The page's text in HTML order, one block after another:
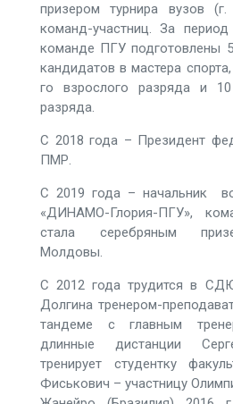
призером турнира вузов
команд-участниц. За
команде ПГУ подготовлены
кандидатов в мастера
го взрослого разряда и
разряда.
С 2018 года – Президент
ПМР.
С 2019 года – начальник
«ДИНАМО-Глория-ПГУ»,
стала серебряным
Молдовы.
С 2012 года трудится в
Долгина тренером-
тандеме с главным
длинные дистанции
тренирует студентку
Фиськович – участницу